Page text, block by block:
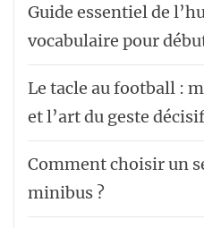
Guide essentiel de
vocabulaire pour
Le tacle au football :
et l’art du geste décisif
Comment choisir un
minibus ?